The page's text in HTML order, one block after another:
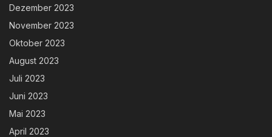
Dezember 2023
November 2023
Oktober 2023
August 2023
Juli 2023
Juni 2023
Mai 2023
April 2023